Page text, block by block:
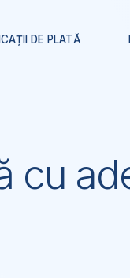
DE PLATĂ
cu